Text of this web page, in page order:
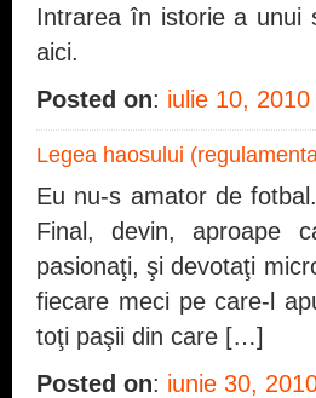
Intrarea în istorie a unui
aici.
Posted on: iulie 10, 2010
Legea haosului
Eu nu-s amator de
Final, devin, aproape
pasionaţi, şi devotaţi
fiecare meci pe care-l
toţi paşii din care […]
Posted on: iunie 30,